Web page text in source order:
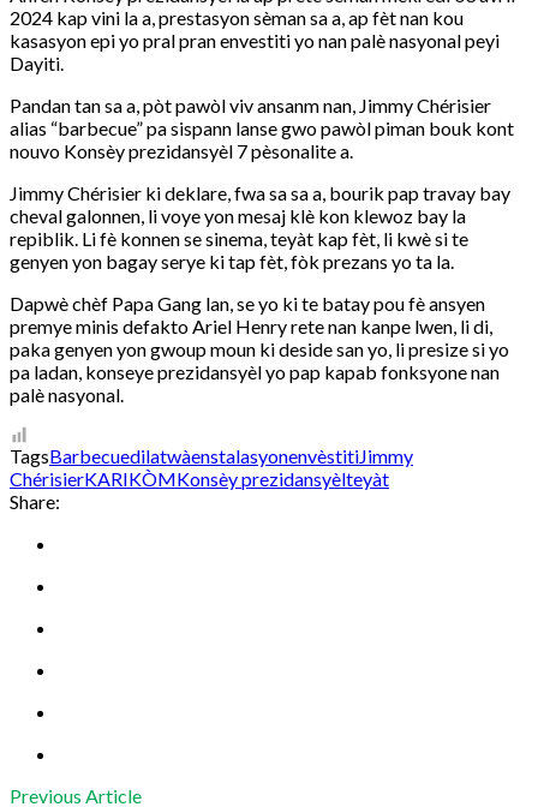
2024 kap vini la a, prestasyon sèman sa a, ap fèt nan kou
kasasyon epi yo pral pran envestiti yo nan palè nasyonal peyi
Dayiti.
Pandan tan sa a, pòt pawòl viv ansanm nan, Jimmy Chérisier
alias “barbecue” pa sispann lanse gwo pawòl piman bouk kont
nouvo Konsèy prezidansyèl 7 pèsonalite a.
Jimmy Chérisier ki deklare, fwa sa sa a, bourik pap travay bay
cheval galonnen, li voye yon mesaj klè kon klewoz bay la
repiblik. Li fè konnen se sinema, teyàt kap fèt, li kwè si te
genyen yon bagay serye ki tap fèt, fòk prezans yo ta la.
Dapwè chèf Papa Gang lan, se yo ki te batay pou fè ansyen
premye minis defakto Ariel Henry rete nan kanpe lwen, li di,
paka genyen yon gwoup moun ki deside san yo, li presize si yo
pa ladan, konseye prezidansyèl yo pap kapab fonksyone nan
palè nasyonal.
TagsBarbecuedilatwàenstalasyonenvèstitiJimmy
ChérisierKARIKÒMKonsèy prezidansyèlteyàt
Share:
Previous Article